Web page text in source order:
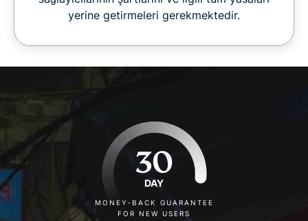
yerine getirmeleri gerekmektedir.
30
DAY
MONEY-BACK GUARANTEE
FOR NEW USERS